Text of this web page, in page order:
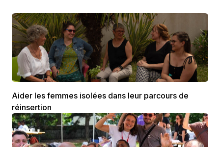
Aider les femmes isolées dans leur parcours de
réinsertion